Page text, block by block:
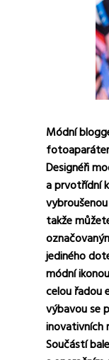
Módní
Designéři
a prvotřídní
takže
jediného
módní
celou řadou
výbavou se
inovativních
Součástí